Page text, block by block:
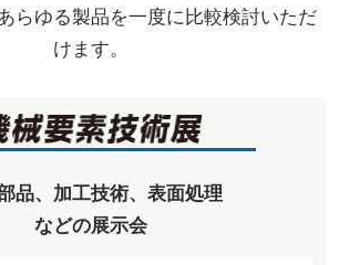
らゆる製品を一度に比較検討いただ
けます。
品、加工技術、表面処理
などの展示会